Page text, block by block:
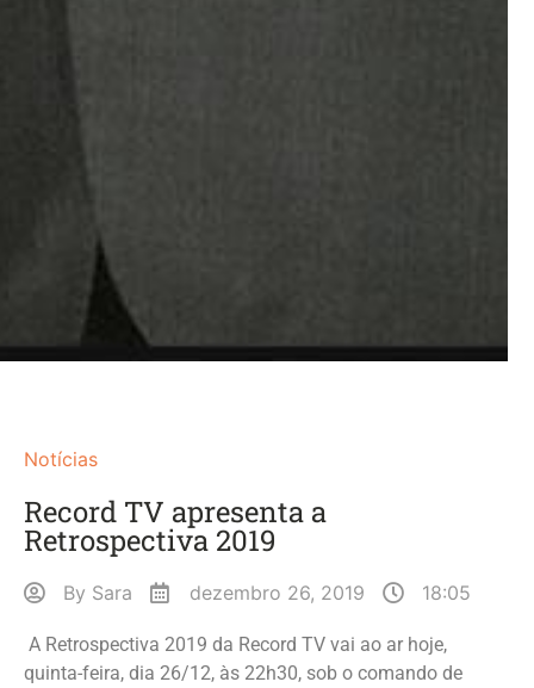
Notícias
Record TV apresenta a
Retrospectiva 2019
By Sara dezembro 26, 2019 18:05
A Retrospectiva 2019 da Record TV vai ao ar hoje,
quinta-feira, dia 26/12, às 22h30, sob o comando de